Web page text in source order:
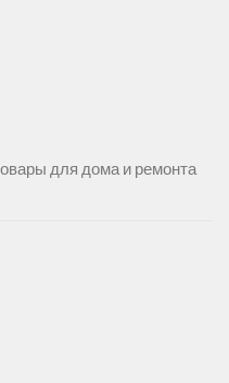
для дома и ремонта